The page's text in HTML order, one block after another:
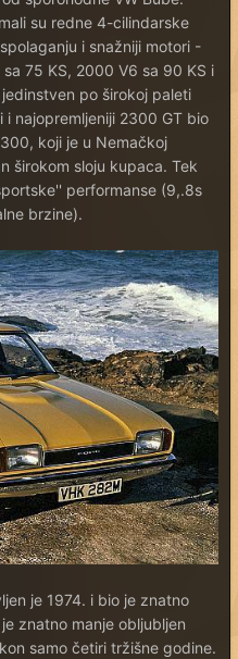
su redne 4-cilindarske
i snažniji motori -
75 KS, 2000 V6 sa 90 KS i
po širokoj paleti
i najopremljeniji 2300 GT bio
koji je u Nemačkoj
širokom sloju kupaca. Tek
performanse (9,.8s
brzine).
je 1974. i bio je znatno
znatno manje obljubljen
samo četiri tržišne godine.